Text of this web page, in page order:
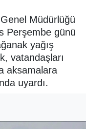
Müdürlüğü
Perşembe günü
yağış
vatandaşları
aksamalara
uyardı.